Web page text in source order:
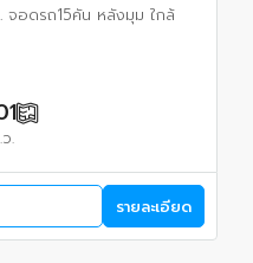
จอดรถ15คัน หลังมุม ใกล้
.
รายละเอียด